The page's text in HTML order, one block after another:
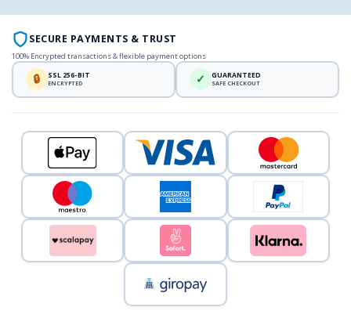
SECURE PAYMENTS & TRUST
100% Encrypted transactions & flexible payment options
🔒 SSL 256-BIT
ENCRYPTED ✓ GUARANTEED
SAFE CHECKOUT